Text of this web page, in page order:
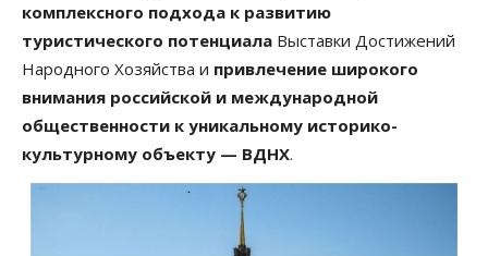
комплексного подхода к развитию
туристического потенциала Выставки Достижений
Народного Хозяйства и привлечение широкого
внимания российской и международной
общественности к уникальному историко-
культурному объекту — ВДНХ.